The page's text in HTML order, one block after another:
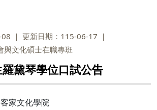
更新日期：115-06-17
與文化碩士在職專班
黛琴學位口試公告
家文化學院